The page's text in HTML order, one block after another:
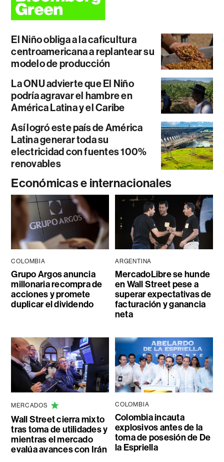
El Niño obliga a la caficultura
centroamericana a replantear su
modelo de producción
La ONU advierte que El Niño
podría agravar el hambre en
América Latina y el Caribe
Así logró este país de América
Latina generar toda su
electricidad con fuentes 100%
renovables
Económicas e internacionales
COLOMBIA
Grupo Argos anuncia
millonaria recompra de
acciones y promete
duplicar el dividendo
ARGENTINA
MercadoLibre se hunde
en Wall Street pese a
superar expectativas de
facturación y ganancia
neta
MERCADOS
Wall Street cierra mixto
tras toma de utilidades y
mientras el mercado
evalúa avances con Irán
COLOMBIA
Colombia incauta
explosivos antes de la
toma de posesión de De
la Espriella